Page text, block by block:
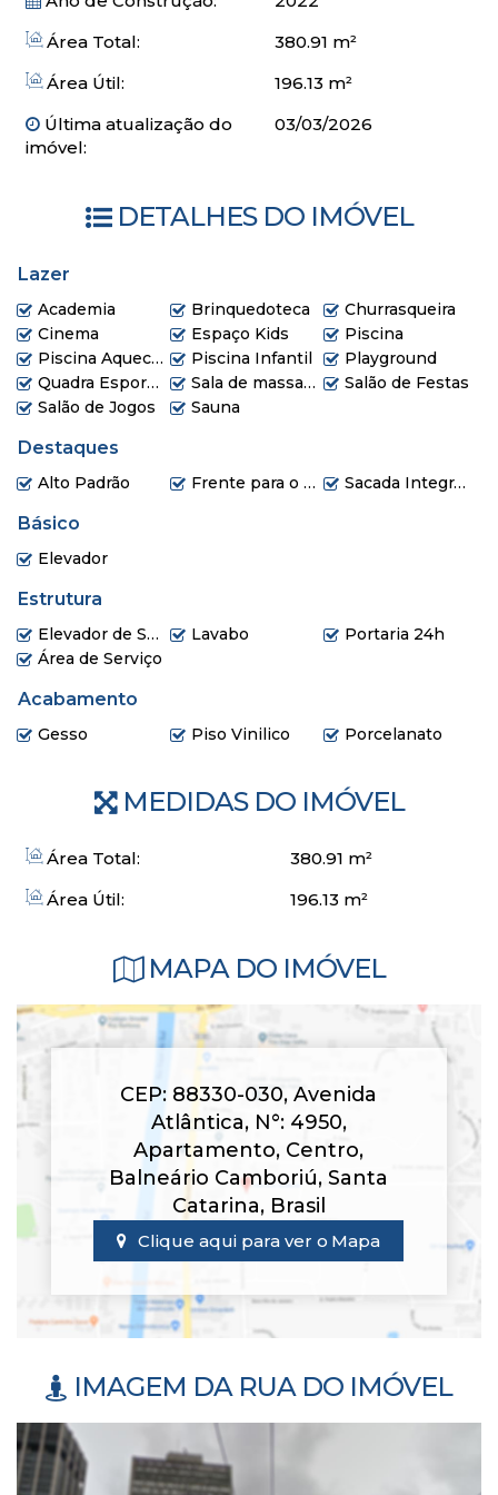
O empreendimento
Área de descanso
Cinema
Espaço fitness
Sauna seca e úmida
Mini quadra poliesportiva
Brinquedoteca
Playground
Adega
Wine bar
Espaço gourmet
02 Salões de festas
Bar molhado
Entrada R$ 2.800.000,00
Mensais 100 x R$ 70.000,00
* As parcelas serão corrigidas pelo IGPM + 0.89%
Área Total:
380.91 m²
Área Útil:
196.13 m²
Última atualização do
imóvel:
03/03/2026
DETALHES DO IMÓVEL
Lazer
Academia Brinquedoteca
Churrasqueira
Cinema
Espaço Kids
Piscina
Piscina Aquecida
Piscina Infantil
Playground
Quadra Esportiva
Sala de massagem
Salão de Festas
Salão de Jogos
Sauna
Destaques
Alto Padrão Frente para o Mar Sacada Integrada
Básico
Elevador
Estrutura
Elevador de Serviço Lavabo
Portaria 24h
Área de Serviço
Acabamento
Gesso Piso Vinilico Porcelanato
MEDIDAS DO IMÓVEL
Área Total: 380.91 m²
Área Útil:
196.13 m²
MAPA DO IMÓVEL
CEP: 88330-030,Avenida
Atlântica, N°:4950,
Apartamento, Centro,
Balneário Camboriú,Santa
Catarina, Brasil
Clique aqui para ver o Mapa
IMAGEM DA RUA DO IMÓVEL